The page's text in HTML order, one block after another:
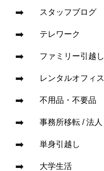
スタッフブログ
テレワーク
ファミリー引越し
レンタルオフィス
不用品・不要品
事務所移転 / 法人
単身引越し
大学生活